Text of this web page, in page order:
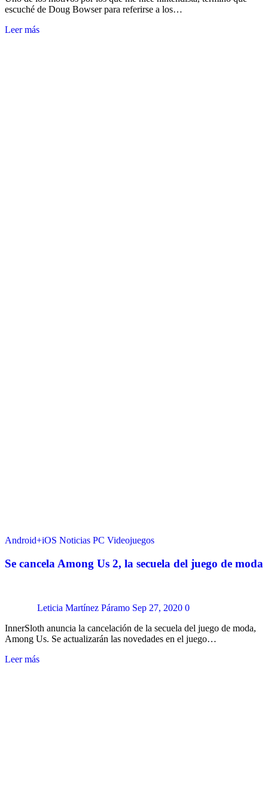
escuché de Doug Bowser para referirse a los…
Leer más
Android+iOS Noticias PC Videojuegos
Se cancela Among Us 2, la secuela del juego de moda
Leticia Martínez Páramo Sep 27, 2020 0
InnerSloth anuncia la cancelación de la secuela del juego de moda,
Among Us. Se actualizarán las novedades en el juego…
Leer más